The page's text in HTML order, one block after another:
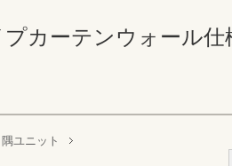
カーテンウォール
ユニット